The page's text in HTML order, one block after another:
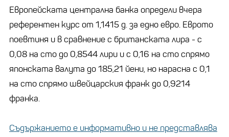
Европейската централна банка определи вчера
референтен курс от 1,1415 д. за едно евро. Еврото
поевтиня и в сравнение с британската лира - с
0,08 на сто до 0,8544 лири и с 0,16 на сто спрямо
японската валута до 185,21 йени, но нарасна с 0,1
на сто спрямо швейцарския франк до 0,9214
франка.
Съдържанието е информативно и не представлява